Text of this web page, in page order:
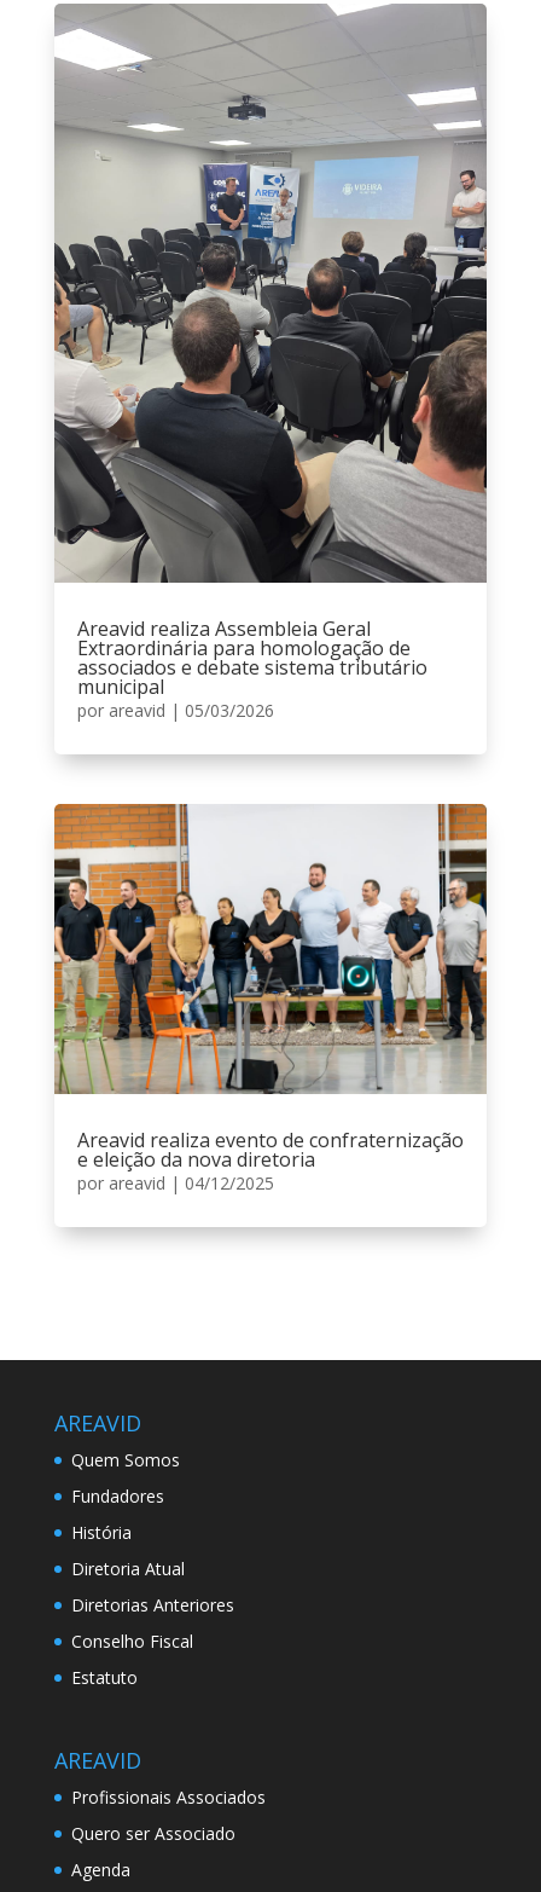
Areavid realiza Assembleia Geral
Extraordinária para homologação de
associados e debate sistema tributário
municipal
por areavid | 05/03/2026
Areavid realiza evento de confraternização
e eleição da nova diretoria
por areavid | 04/12/2025
AREAVID
Quem Somos
Fundadores
História
Diretoria Atual
Diretorias Anteriores
Conselho Fiscal
Estatuto
AREAVID
Profissionais Associados
Quero ser Associado
Agenda